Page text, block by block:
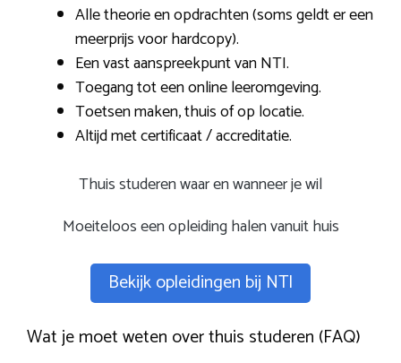
Alle theorie en opdrachten (soms geldt er een
meerprijs voor hardcopy).
Een vast aanspreekpunt van NTI.
Toegang tot een online leeromgeving.
Toetsen maken, thuis of op locatie.
Altijd met certificaat / accreditatie.
Thuis studeren waar en wanneer je wil
Moeiteloos een opleiding halen vanuit huis
Bekijk opleidingen bij NTI
Wat je moet weten over thuis studeren (FAQ)